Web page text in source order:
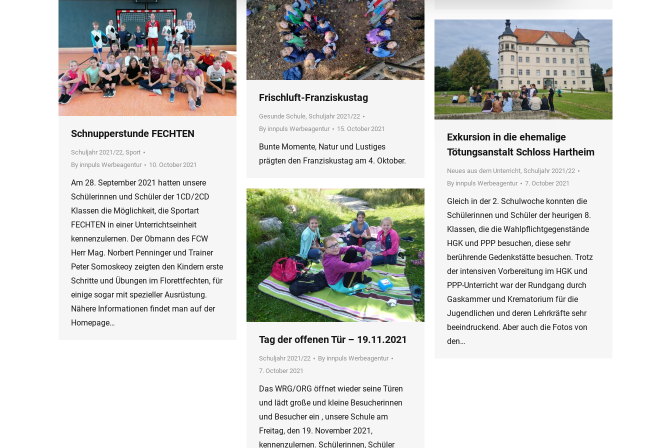
Frischluft-Franziskustag
Gesunde Schule, Schuljahr 2021/22
By innpuls Werbeagentur 15. October 2021
Bunte Momente, Natur und Lustiges
prägten den Franziskustag am 4. Oktober.
Schnupperstunde FECHTEN
Schuljahr 2021/22, Sport
By innpuls Werbeagentur 10. October 2021
Am 28. September 2021 hatten unsere
Schülerinnen und Schüler der 1CD/2CD
Klassen die Möglichkeit, die Sportart
FECHTEN in einer Unterrichtseinheit
kennenzulernen. Der Obmann des FCW
Herr Mag. Norbert Penninger und Trainer
Peter Somoskeoy zeigten den Kindern erste
Schritte und Übungen im Florettfechten, für
einige sogar mit spezieller Ausrüstung.
Nähere Informationen findet man auf der
Homepage…
Exkursion in die ehemalige
Tötungsanstalt Schloss Hartheim
Neues aus dem Unterricht, Schuljahr 2021/22
By innpuls Werbeagentur 7. October 2021
Gleich in der 2. Schulwoche konnten die
Schülerinnen und Schüler der heurigen 8.
Klassen, die die Wahlpflichtgegenstände
HGK und PPP besuchen, diese sehr
berührende Gedenkstätte besuchen. Trotz
der intensiven Vorbereitung im HGK und
PPP-Unterricht war der Rundgang durch
Gaskammer und Krematorium für die
Jugendlichen und deren Lehrkräfte sehr
beeindruckend. Aber auch die Fotos von
den…
Tag der offenen Tür – 19.11.2021
Schuljahr 2021/22 By innpuls Werbeagentur
7. October 2021
Das WRG/ORG öffnet wieder seine Türen
und lädt große und kleine Besucherinnen
und Besucher ein , unsere Schule am
Freitag, den 19. November 2021,
kennenzulernen. Schülerinnen, Schüler